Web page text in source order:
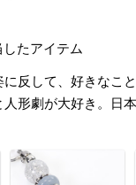
したアイテム
反して、好きなこ
形劇が大好き。日